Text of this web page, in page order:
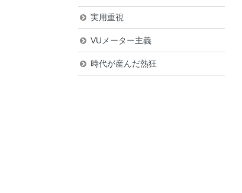
実用重視
VUメーター主義
時代が産んだ熱狂